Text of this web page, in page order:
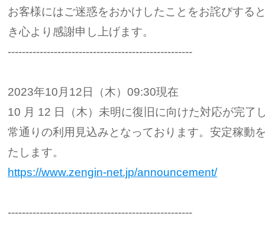
お客様にはご迷惑をおかけしたことをお詫びする
き心より感謝申し上げます。
----------------------------------------------------
2023年10月12日（木）09:30現在
10 月 12 日（木）未明に復旧に向けた対応が完了
常通りの利用見込みとなっております。安定稼動
たします。
https://www.zengin-net.jp/announcement/
----------------------------------------------------